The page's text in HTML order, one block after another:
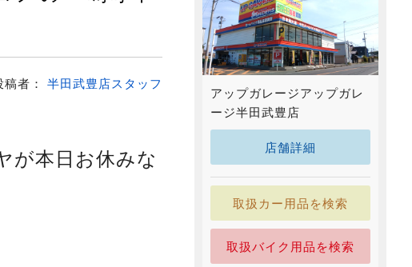
稿者： 半田武豊店スタッフ
が本日お休みな
アップガレージアップガレ
ージ半田武豊店
店舗詳細
取扱カー用品を検索
取扱バイク用品を検索